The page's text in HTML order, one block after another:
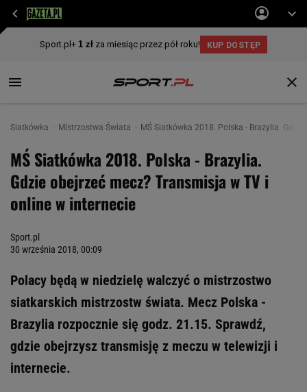
Siatkówka Mistrzostwa Świata MŚ Siatkówka 2018. Polska - Brazylia.
MŚ Siatkówka 2018. Polska - Brazylia.
Gdzie obejrzeć mecz? Transmisja w TV i
online w internecie
Sport.pl
30 września 2018, 00:09
Polacy będą w niedzielę walczyć o mistrzostwo
siatkarskich mistrzostw świata. Mecz Polska -
Brazylia rozpocznie się godz. 21.15. Sprawdź,
gdzie obejrzysz transmisję z meczu w telewizji i
internecie.